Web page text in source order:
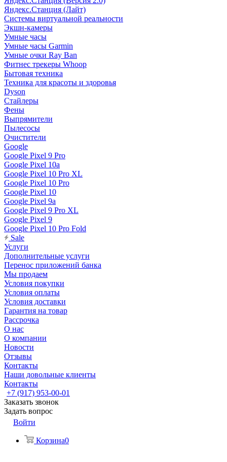
Яндекс.Станция (Лайт)
Системы виртуальной реальности
Экшн-камеры
Умные часы
Умные часы Garmin
Умные очки Ray Ban
Фитнес трекеры Whoop
Бытовая техника
Техника для красоты и здоровья
Dyson
Стайлеры
Фены
Выпрямители
Пылесосы
Очистители
Google
Google Pixel 9 Pro
Google Pixel 10a
Google Pixel 10 Pro XL
Google Pixel 10 Pro
Google Pixel 10
Google Pixel 9a
Google Pixel 9 Pro XL
Google Pixel 9
Google Pixel 10 Pro Fold
Sale
Услуги
Дополнительные услуги
Перенос приложений банка
Мы продаем
Условия покупки
Условия оплаты
Условия доставки
Гарантия на товар
Рассрочка
О нас
О компании
Новости
Отзывы
Контакты
Наши довольные клиенты
Контакты
+7 (917) 953-00-01
Заказать звонок
Задать вопрос
Войти
Корзина0